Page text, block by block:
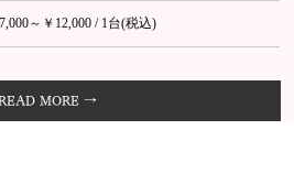
～￥12,000 / 1台(税込)
MORE →